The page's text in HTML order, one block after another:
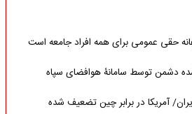
حقی عمومی برای همه افراد جامعه است
دشمن توسط سامانۀ هوافضای سپاه
آمریکا در برابر چین تضعیف شده